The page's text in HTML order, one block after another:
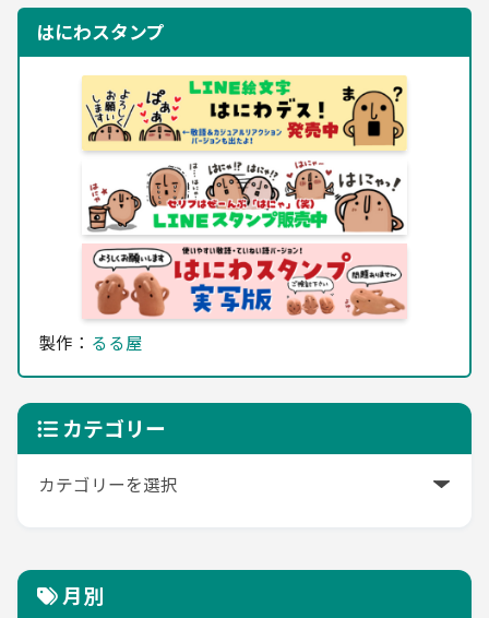
はにわスタンプ
製作： るる屋
カテゴリー
月別